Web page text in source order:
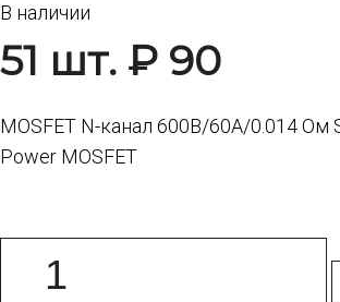
В наличии
51 шт. ₽ 90
MOSFET N-канал 600В/60А/0.014 Ом
Power MOSFET